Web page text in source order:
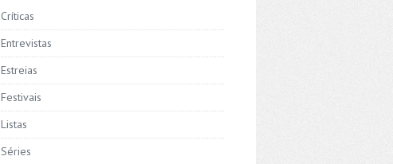
Críticas
Entrevistas
Estreias
Festivais
Listas
Séries